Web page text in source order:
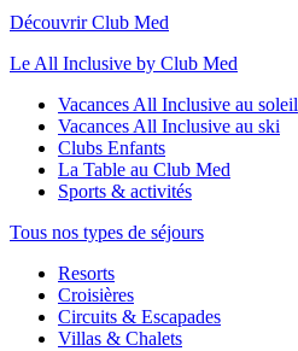
Découvrir Club Med
Le All Inclusive by Club Med
Vacances All Inclusive au soleil
Vacances All Inclusive au ski
Clubs Enfants
La Table au Club Med
Sports & activités
Tous nos types de séjours
Resorts
Croisières
Circuits & Escapades
Villas & Chalets